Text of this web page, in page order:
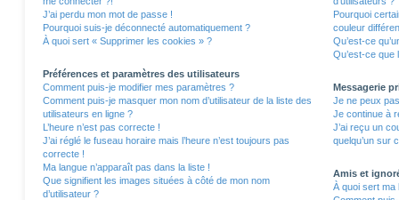
J’ai perdu mon mot de passe !
Pourquoi suis-je déconnecté automatiquement ?
À quoi sert « Supprimer les cookies » ?
Préférences et paramètres des utilisateurs
Comment puis-je modifier mes paramètres ?
Comment puis-je masquer mon nom d’utilisateur de la liste des
utilisateurs en ligne ?
L’heure n’est pas correcte !
J’ai réglé le fuseau horaire mais l’heure n’est toujours pas
correcte !
Ma langue n’apparaît pas dans la liste !
Que signifient les images situées à côté de mon nom
d’utilisateur ?
Pourquoi
couleur
Qu’est-ce
Qu’est-ce que
Messagerie
Je ne peux
Je continue à
J’ai reçu un
quelqu’un sur
Amis et
À quoi sert ma